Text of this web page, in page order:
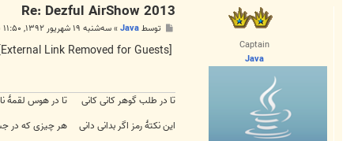
Captain
Java
Re: Dezful AirShow 2013
ت
توسطJava
»سه‌شنبه ۱۹ شهریور ۱۳۹۲, ۱۱:۵۰ ب.ظ
[External Link Removed for Guests]
تا در طلب گوهر کانی کانی تا در هوس لقمهٔ
این نکتهٔ رمز اگر بدانی دانی هر چیزی که در